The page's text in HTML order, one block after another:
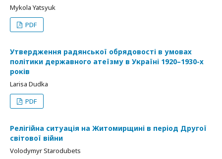
Mykola Yatsyuk
PDF
Утвердження радянської обрядовості в умовах
політики державного атеїзму в Україні 1920–1930-х
років
Larisa Dudka
PDF
Релігійна ситуація на Житомирщині в період Другої
світової війни
Volodymyr Starodubets